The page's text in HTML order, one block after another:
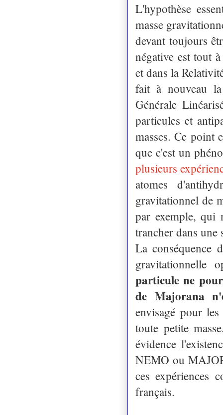
L'hypothèse
masse
devant toujours
négative est tout
et dans la
fait à nouveau la
Générale
particules et
masses. Ce point
que c'est un
plusieurs
atomes
gravitationnel de
par exemple, qui
trancher dans une
La conséquence
gravitationnelle
particule ne
de Majorana
envisagé pour
toute petite
évidence
NEMO ou
ces expériences
français.